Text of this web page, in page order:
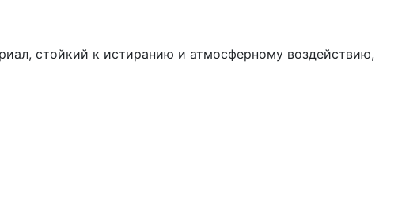
стойкий к истиранию и атмосферному воздействию,